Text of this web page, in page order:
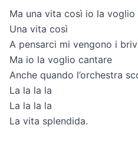
Ma una vita così io la voglio
Una vita così
A pensarci mi vengono i
Ma io la voglio cantare
Anche quando l’orchestra
La la la la
La la la la
La vita splendida.